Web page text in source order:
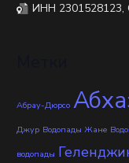
ИНН 2301528123,
Абрау-Дюрсо
Джур Водопады Жане
водопады